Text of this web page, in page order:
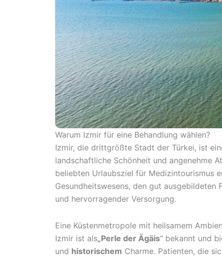
Warum Izmir für eine Behandlung wählen?
Izmir, die drittgrößte Stadt der Türkei, ist
landschaftliche Schönheit und angenehme
beliebten Urlaubsziel für Medizintourismus
Gesundheitswesens, den gut
und hervorragender Versorgung.
Eine Küstenmetropole mit heilsamem
Izmir ist als„Perle der Ägäis“ bekannt und
und historischem Charme. Patienten, die